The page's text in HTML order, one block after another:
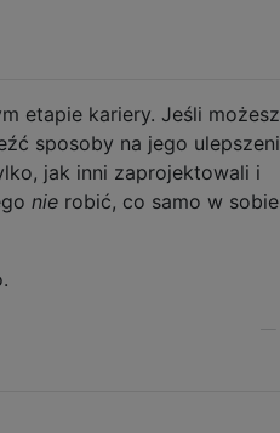
etapie kariery. Jeśli możesz
sposoby na jego
jak inni zaprojektowali i
nie robić, co samo w